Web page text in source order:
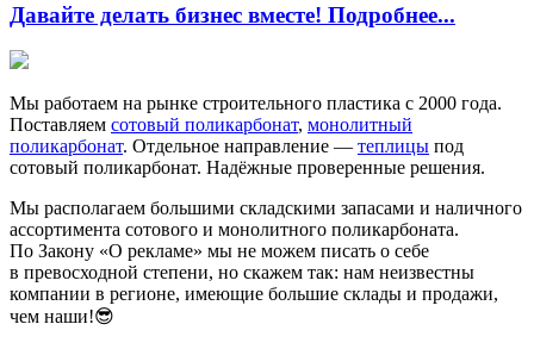
Давайте делать бизнес вместе! Подробнее...
Мы работаем на рынке строительного пластика с 2000 года.
Поставляем сотовый поликарбонат, монолитный
поликарбонат. Отдельное направление — теплицы под
сотовый поликарбонат. Надёжные проверенные решения.
Мы располагаем большими складскими запасами и наличного
ассортимента сотового и монолитного поликарбоната.
По Закону «О рекламе» мы не можем писать о себе
в превосходной степени, но скажем так: нам неизвестны
компании в регионе, имеющие большие склады и продажи,
чем наши!😎